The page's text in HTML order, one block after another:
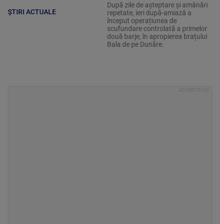
ȘTIRI ACTUALE
După zile de așteptare și amânări
repetate, ieri după-amiază a
început operațiunea de
scufundare controlată a primelor
două barje, în apropierea brațului
Bala de pe Dunăre.